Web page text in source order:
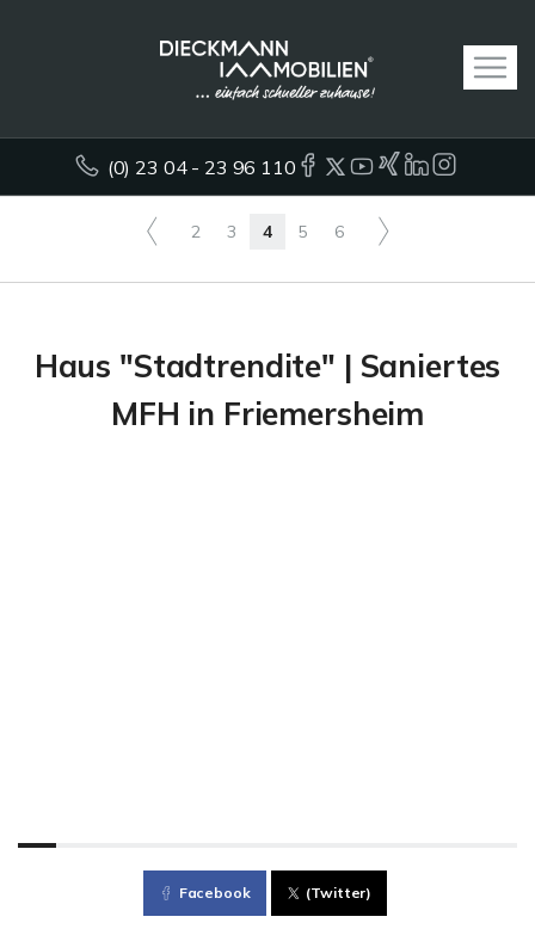
(0) 23 04 - 23 96 110
2 3 4 5 6
Haus "Stadtrendite" | Saniertes
MFH in Friemersheim
Facebook (Twitter)